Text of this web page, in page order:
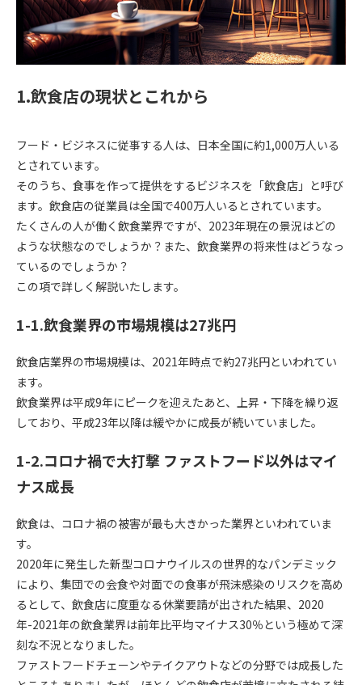
1.飲食店の現状とこれから
フード・ビジネスに従事する人は、日本全国に約1,000万人いる
とされています。
そのうち、食事を作って提供をするビジネスを「飲食店」と呼び
ます。飲食店の従業員は全国で400万人いるとされています。
たくさんの人が働く飲食業界ですが、2023年現在の景況はどの
ような状態なのでしょうか？また、飲食業界の将来性はどうなっ
ているのでしょうか？
この項で詳しく解説いたします。
1-1.飲食業界の市場規模は27兆円
飲食店業界の市場規模は、2021年時点で約27兆円といわれてい
ます。
飲食業界は平成9年にピークを迎えたあと、上昇・下降を繰り返
しており、平成23年以降は緩やかに成長が続いていました。
1-2.コロナ禍で大打撃 ファストフード以外はマイ
ナス成長
飲食は、コロナ禍の被害が最も大きかった業界といわれていま
す。
2020年に発生した新型コロナウイルスの世界的なパンデミック
により、集団での会食や対面での食事が飛沫感染のリスクを高め
るとして、飲食店に度重なる休業要請が出された結果、2020
年-2021年の飲食業界は前年比平均マイナス30％という極めて深
刻な不況となりました。
ファストフードチェーンやテイクアウトなどの分野では成長した